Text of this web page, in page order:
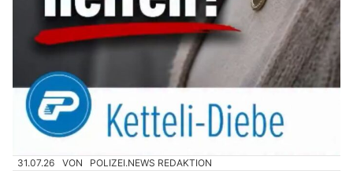
31.07.26 VON POLIZEI.NEWS REDAKTION